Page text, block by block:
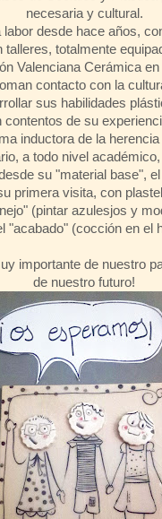
necesaria y cultural.
desde hace años,
totalmente
Valenciana Cerámica
contacto con la
sus habilidades
contentos de su
inductora de la
a todo nivel
su "material base",
primera visita, con
(pintar azulesjos y
"acabado" (cocción en el
importante de nuestro
de nuestro futuro!